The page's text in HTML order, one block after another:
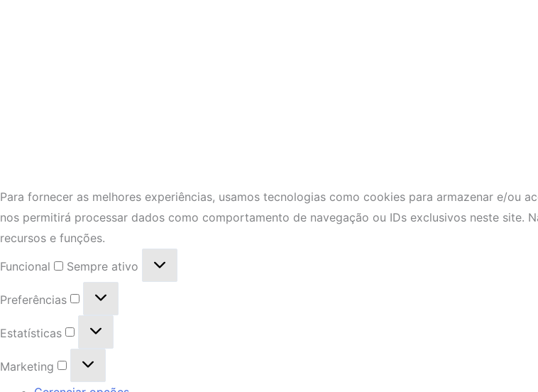
Para fornecer as melhores experiências, usamos tecnologias como cookies para armazenar e/ou
nos permitirá processar dados como comportamento de navegação ou IDs exclusivos neste
recursos e funções.
Funcional
Sempre ativo
Preferências
Estatísticas
Marketing